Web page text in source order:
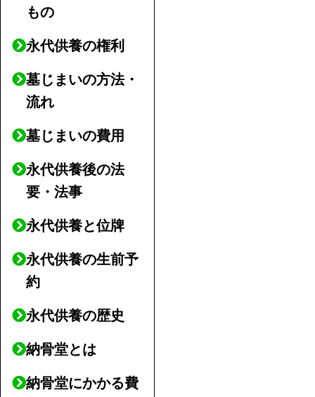
もの
永代供養の権利
墓じまいの方法・
流れ
墓じまいの費用
永代供養後の法
要・法事
永代供養と位牌
永代供養の生前予
約
永代供養の歴史
納骨堂とは
納骨堂にかかる費